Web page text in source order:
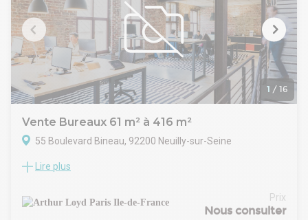
Son environnement lui apporte une qualité de vie très
agréable : la proximité du Bois de Boulogne, une centralité
avec de nombreux restaurants, commerces et une situation
en retrait qui lui apporte un certain calme au milieu de la
verdure, ainsi que les nombreux sieges sociaux de l'avenue.
1 / 16
Vente Bureaux 61 m² à 416 m²
55 Boulevard Bineau, 92200 Neuilly-sur-Seine
À Neuilly-sur-Seine, découvrez un immeuble indépendant à
recherché. Ce bâtiment propose un rooftop avec une vue
exceptionnelle sur la ville, idéal pour créer un espace
Lire plus
Prix
Nous consulter